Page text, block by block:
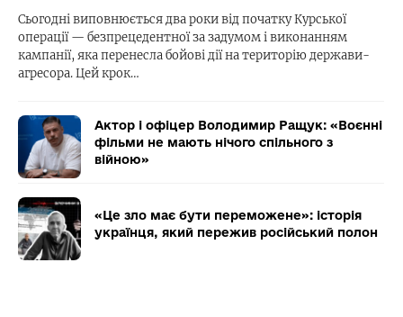
Сьогодні виповнюється два роки від початку Курської
операції — безпрецедентної за задумом і виконанням
кампанії, яка перенесла бойові дії на територію держави-
агресора. Цей крок…
Актор і офіцер Володимир Ращук: «Воєнні
фільми не мають нічого спільного з
війною»
«Це зло має бути переможене»: історія
українця, який пережив російський полон